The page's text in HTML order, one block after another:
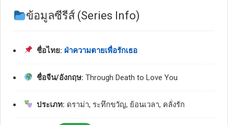
ข้อมูลซีรีส์ (Series Info)
ชื่อไทย: ฝ่าความตายเพื่อรักเธอ
ชื่อจีน/อังกฤษ: Through Death to Love You
ประเภท: ดราม่า, ระทึกขวัญ, ย้อนเวลา, คลั่งรัก